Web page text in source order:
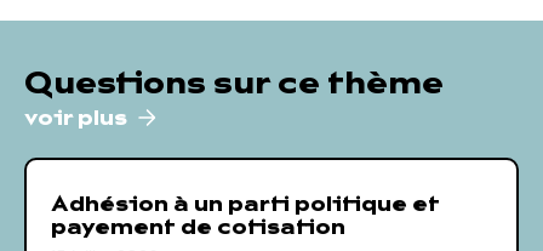
Questions sur ce thème
voir plus
Adhésion à un parti politique et
payement de cotisation